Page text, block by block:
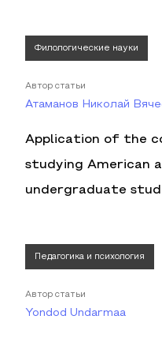
Филологические науки
Автор статьи
Атаманов Николай
Application of the
studying American
undergraduate
Педагогика и психология
Автор статьи
Yondod Undarmaa